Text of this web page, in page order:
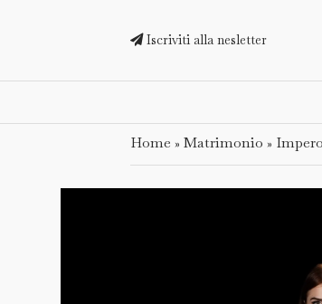
Iscriviti alla nesletter
Home »Matrimonio »